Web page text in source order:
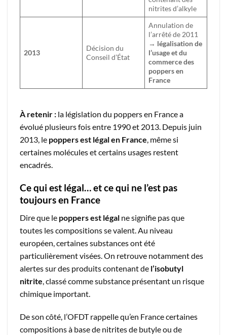
nitrites d’alkyle
2013
Décision du
Conseil d’État
Annulation de
l’arrêté de 2011
→ légalisation de
l’usage et du
commerce des
poppers en
France
À retenir : la législation du poppers en France a
évolué plusieurs fois entre 1990 et 2013. Depuis juin
2013, le poppers est légal en France, même si
certaines molécules et certains usages restent
encadrés.
Ce qui est légal… et ce qui ne l’est pas
toujours en France
Dire que le poppers est légal ne signifie pas que
toutes les compositions se valent. Au niveau
européen, certaines substances ont été
particulièrement visées. On retrouve notamment des
alertes sur des produits contenant de l’isobutyl
nitrite , classé comme substance présentant un risque
chimique important.
De son côté, l’OFDT rappelle qu’en France certaines
compositions à base de nitrites de butyle ou de